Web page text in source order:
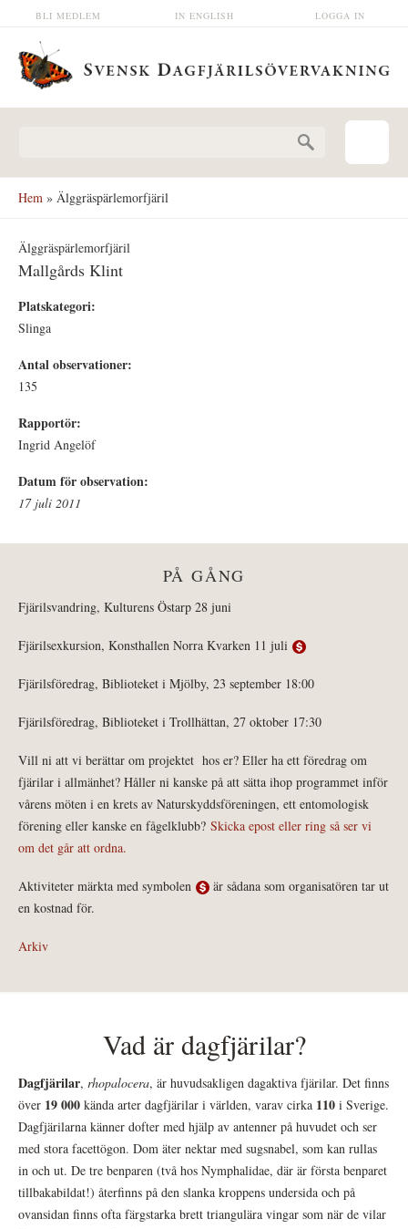
Hoppa till huvudinnehåll LOGGA IN
IN ENGLISH
BLI MEDLEM
Hem » Älggräspärlemorfjäril
Älggräspärlemorfjäril
Mallgårds Klint
Platskategori:
Slinga
Antal observationer:
135
Rapportör:
Ingrid Angelöf
Datum för observation:
17 juli 2011
PÅ GÅNG
Fjärilsvandring, Kulturens Östarp 28 juni
Fjärilsexkursion, Konsthallen Norra Kvarken 11 juli
Fjärilsföredrag, Biblioteket i Mjölby, 23 september 18:00
Fjärilsföredrag, Biblioteket i Trollhättan, 27 oktober 17:30
Vill ni att vi berättar om projektet hos er? Eller ha ett föredrag om
fjärilar i allmänhet? Håller ni kanske på att sätta ihop programmet inför
vårens möten i en krets av Naturskyddsföreningen, ett entomologisk
förening eller kanske en fågelklubb? Skicka epost eller ring så ser vi
om det går att ordna.
Aktiviteter märkta med symbolen
är sådana som organisatören tar ut
en kostnad för.
Arkiv
Vad är dagfjärilar?
Dagfjärilar, rhopalocera, är huvudsakligen dagaktiva fjärilar. Det finns
över 19 000 kända arter dagfjärilar i världen, varav cirka 110 i Sverige.
Dagfjärilarna känner dofter med hjälp av antenner på huvudet och ser
med stora facettögon. Dom äter nektar med sugsnabel, som kan rullas
in och ut. De tre benparen (två hos Nymphalidae, där är första benparet
tillbakabildat!) återfinns på den slanka kroppens undersida och på
ovansidan finns ofta färgstarka brett triangulära vingar som när de vilar